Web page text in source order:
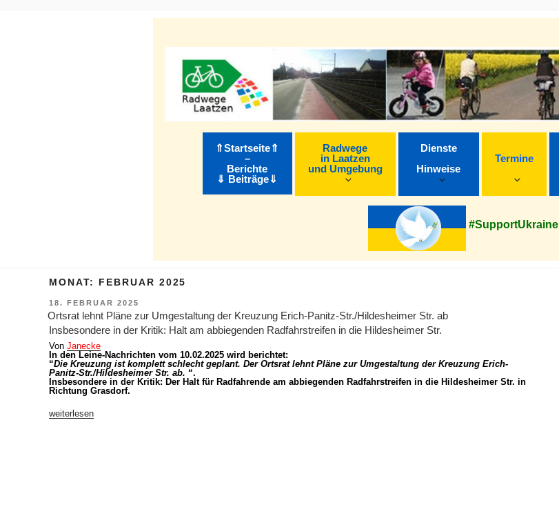
⇑Startseite⇑
–
Berichte
⇓ Beiträge⇓
Radwege
in Laatzen
und Umgebung
Dienste
Hinweise
Termine
#SupportUkraine
MONAT: FEBRUAR 2025
VERÖFFENTLICHT
18. FEBRUAR 2025
Ortsrat lehnt Pläne zur Umgestaltung der Kreuzung Erich-Panitz-Str./Hildesheimer Str. ab
Insbesondere in der Kritik: Halt am abbiegenden Radfahrstreifen in die Hildesheimer Str.
VonJanecke
In den Leine-Nachrichten vom 10.02.2025 wird berichtet:
“Die Kreuzung ist komplett schlecht geplant. Der Ortsrat lehnt Pläne zur Umgestaltung der Kreuzung Erich-
Panitz-Str./Hildesheimer Str. ab. “.
Insbesondere in der Kritik: Der Halt für Radfahrende am abbiegenden Radfahrstreifen in die Hildesheimer Str. in
Richtung Grasdorf.
„Ortsrat
lehnt
weiterlesen